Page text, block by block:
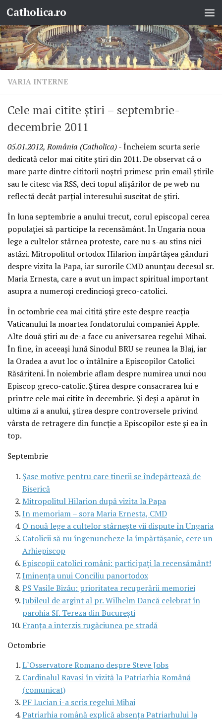
Skip to content
Catholica.ro
VARIA INTERNE
Cele mai citite ştiri – septembrie-
decembrie 2011
05.01.2012, România (Catholica)- Încheiem scurta serie
dedicată celor mai citite ştiri din 2011. De observat că o
mare parte dintre cititorii noştri primesc prin email ştirile
sau le citesc via RSS, deci topul afişărilor de pe web nu
reflectă decât parţial interesului suscitat de ştiri.
În luna septembrie a anului trecut, corul episcopal cerea
populaţiei să participe la recensământ. În Ungaria noua
lege a cultelor stârnea proteste, care nu s-au stins nici
astăzi. Mitropolitul ortodox Hilarion împărtăşea gânduri
despre vizita la Papa, iar surorile CMD anunţau decesul sr.
Maria Ernesta, care a avut un impact spiritual important
asupra a numeroşi credincioşi greco-catolici.
În octombrie cea mai citită ştire este despre reacţia
Vaticanului la moartea fondatorului companiei Apple.
Alte două ştiri au de-a face cu aniversarea regelui Mihai.
În fine, în aceeaşi lună Sinodul BRU se reunea la Blaj, iar
la Oradea a avut loc o întâlnire a Episcopilor Catolici
Răsăriteni. În noiembrie aflam despre numirea unui nou
Episcop greco-catolic. Ştirea despre consacrarea lui e
printre cele mai citite în decembrie. Şi deşi a apărut în
ultima zi a anului, ştirea despre controversele privind
vârsta de retragere din funcţie a Episcopilor este şi ea în
top.
Septembrie
Şase motive pentru care tinerii se îndepărtează de
Biserică
Mitropolitul Hilarion după vizita la Papa
In memoriam – sora Maria Ernesta, CMD
O nouă lege a cultelor stârneşte vii dispute în Ungaria
Catolicii să nu îngenuncheze la împărtăşanie, cere un
Arhiepiscop
Episcopii catolici români: participaţi la recensământ!
Iminenţa unui Conciliu panortodox
PS Vasile Bizău: prioritatea recuperării memoriei
Jubileul de argint al pr. Wilhelm Dancă celebrat în
parohia Sf. Tereza din Bucureşti
Franţa a interzis rugăciunea pe stradă
Octombrie
L`Osservatore Romano despre Steve Jobs
Cardinalul Ravasi în vizită la Patriarhia Română
(comunicat)
PF Lucian i-a scris regelui Mihai
Patriarhia română explică absenţa Patriarhului la